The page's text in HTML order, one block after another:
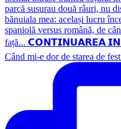
Când mi-e dor de starea de